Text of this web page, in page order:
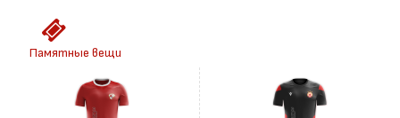
Памятные вещи